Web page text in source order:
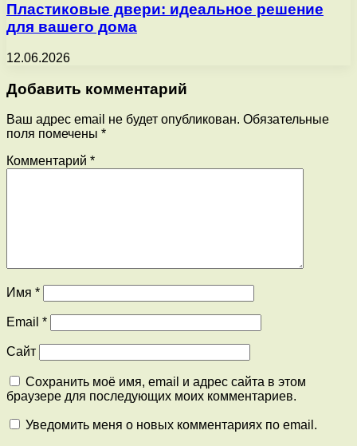
Пластиковые двери: идеальное решение
для вашего дома
12.06.2026
Добавить комментарий
Ваш адрес email не будет опубликован. Обязательные
поля помечены *
Комментарий *
Имя *
Email *
Сайт
Сохранить моё имя, email и адрес сайта в этом
браузере для последующих моих комментариев.
Уведомить меня о новых комментариях по email.